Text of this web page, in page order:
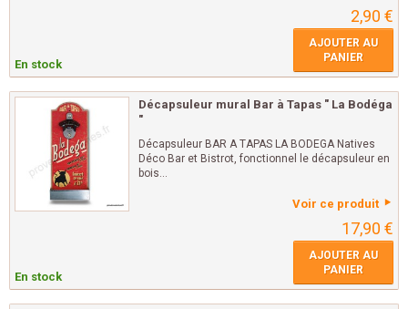
2,90 €
En stock
AJOUTER AU
PANIER
Décapsuleur mural Bar à Tapas " La Bodéga
"
Décapsuleur BAR A TAPAS LA BODEGA Natives
Déco Bar et Bistrot, fonctionnel le décapsuleur en
bois...
Voir ce produit
17,90 €
En stock
AJOUTER AU
PANIER